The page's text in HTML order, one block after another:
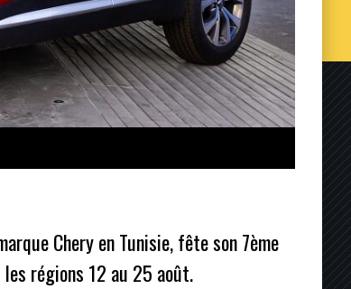
Chery en Tunisie, fête son 7ème
les régions 12 au 25 août.